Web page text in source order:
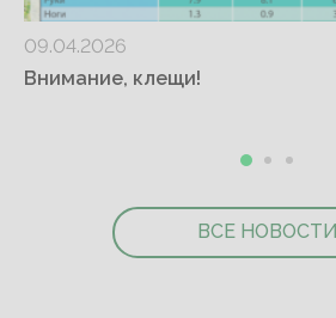
09.04.2026
Внимание, клещи!
ВСЕ НОВОСТИ